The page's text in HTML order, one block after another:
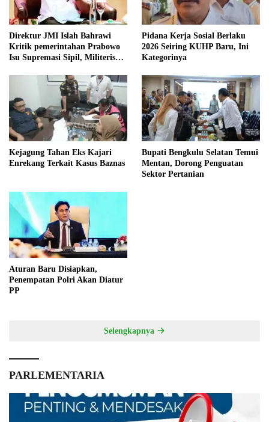
Direktur JMI Islah Bahrawi
Kritik pemerintahan Prabowo
Isu Supremasi Sipil, Militerisasi,
Pidana Kerja Sosial Berlaku
2026 Seiring KUHP Baru, Ini
Kategorinya
Kejagung Tahan Eks Kajari
Enrekang Terkait Kasus Baznas
Bupati Bengkulu Selatan Temui
Mentan, Dorong Penguatan
Sektor Pertanian
Aturan Baru Disiapkan,
Penempatan Polri Akan Diatur
PP
Selengkapnya
PARLEMENTARIA